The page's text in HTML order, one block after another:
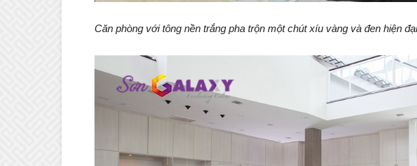
Căn phòng với tông nền trắng pha trộn một chút xíu vàng và đen hiện đại